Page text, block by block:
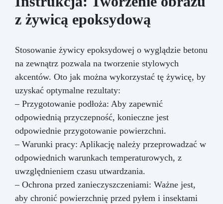
z żywicą epoksydową
Stosowanie żywicy epoksydowej o wyglądzie betonu
na zewnątrz pozwala na tworzenie stylowych
akcentów. Oto jak można wykorzystać tę żywicę, by
uzyskać optymalne rezultaty:
– Przygotowanie podłoża: Aby zapewnić
odpowiednią przyczepność, konieczne jest
odpowiednie przygotowanie powierzchni.
– Warunki pracy: Aplikację należy przeprowadzać w
odpowiednich warunkach temperaturowych, z
uwzględnieniem czasu utwardzania.
– Ochrona przed zanieczyszczeniami: Ważne jest,
aby chronić powierzchnię przed pyłem i insektami